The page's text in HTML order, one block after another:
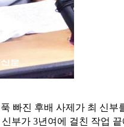
빠진 후배 사제가 최 신부
부가 3년여에 걸친 작업